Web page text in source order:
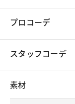
プロコーデ
スタッフコーデ
素材